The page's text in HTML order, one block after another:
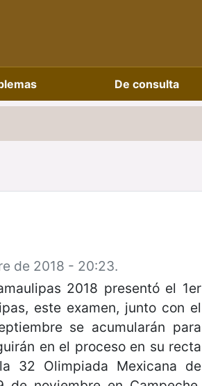
De consulta
de 2018 - 20:23.
2018 presentó el 1er
este examen, junto con el
se acumularán para
en el proceso en su recta
32 Olimpiada Mexicana de